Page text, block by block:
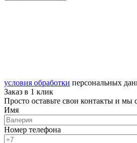
условия обработки персональных
Заказ в 1 клик
Просто оставьте свои контакты и мы
Имя
Номер телефона